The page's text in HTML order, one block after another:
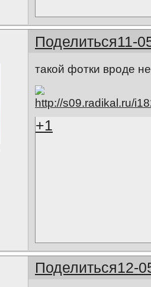
Поделиться11-
такой фотки вроде
+1
Поделиться12-